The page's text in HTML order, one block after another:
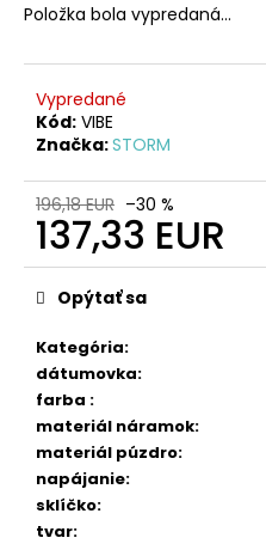
Položka bola vypredaná…
Vypredané
Kód: VIBE
Značka:STORM
196,18 EUR –30 %
137,33 EUR
Jednotková
cena:
Kategória:
dátumovka:
farba :
materiál náramok:
materiál púzdro:
napájanie:
sklíčko:
tvar:
Opýtať sa
O
p
o
ú
č
m
e